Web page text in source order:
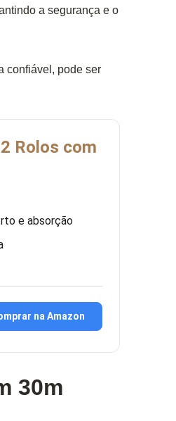
a segurança e o
confiável, pode ser
Rolos com
e absorção
na Amazon
30m